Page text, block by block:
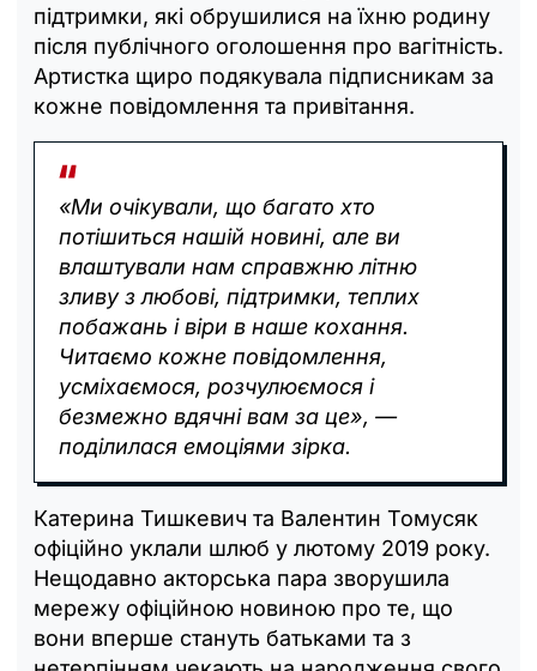
підтримки, які обрушилися на їхню родину
після публічного оголошення про вагітність.
Артистка щиро подякувала підписникам за
кожне повідомлення та привітання.
«Ми очікували, що багато хто
потішиться нашій новині, але ви
влаштували нам справжню літню
зливу з любові, підтримки, теплих
побажань і віри в наше кохання.
Читаємо кожне повідомлення,
усміхаємося, розчулюємося і
безмежно вдячні вам за це», —
поділилася емоціями зірка.
Катерина Тишкевич та Валентин Томусяк
офіційно уклали шлюб у лютому 2019 року.
Нещодавно акторська пара зворушила
мережу офіційною новиною про те, що
вони вперше стануть батьками та з